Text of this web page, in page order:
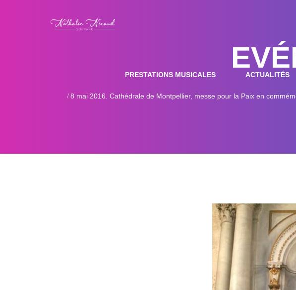
PRESTATIONS MUSICALES ACTUALITÉS
8 mai 2016. Cathédrale de Montpellier, messe pour la Paix en